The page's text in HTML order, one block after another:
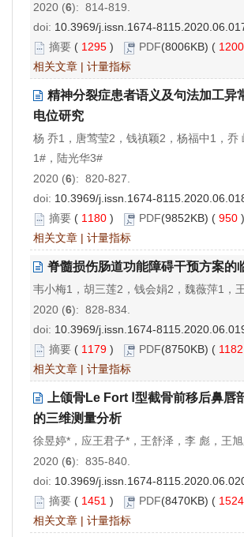
2020 (6): 814-819.
doi: 10.3969/j.issn.1674-
摘要 ( 1295 ) PDF(8006KB) ( 1200
相关文章 | 计量指标
精神分裂症患者语义及句法加工异
电位研究
杨 乔1，唐莺莹2，钱禛颖2，杨福中1，乔
1#，陆光华3#
2020 (6): 820-827.
doi: 10.3969/j.issn.1674-
摘要 ( 1180 ) PDF(9852KB) ( 950 )
相关文章 | 计量指标
脊髓损伤肠道功能障碍干预方案的
韦小梅1，胡三莲2，钱会娟2，魏薇萍1，
2020 (6): 828-834.
doi: 10.3969/j.issn.1674-
摘要 ( 1179 ) PDF(8750KB) ( 1182
相关文章 | 计量指标
上颌骨Le Fort Ⅰ型截骨前移后鼻唇
的三维测量分析
徐昱婷*，应王君子*，王舒泽，李 彪，王
2020 (6): 835-840.
doi: 10.3969/j.issn.1674-
摘要 ( 1451 ) PDF(8470KB) ( 1524
相关文章 | 计量指标